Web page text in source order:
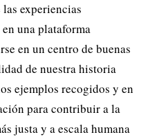
experiencias
una plataforma
en un centro de buenas
de nuestra historia
ejemplos recogidos y en
para contribuir a la
justa y a escala humana